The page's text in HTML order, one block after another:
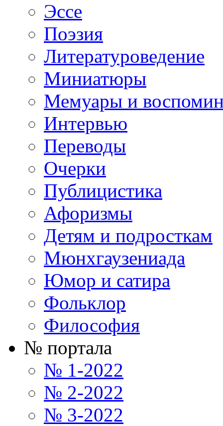
Эссе
Поэзия
Литературоведение
Миниатюры
Мемуары и
Интервью
Переводы
Очерки
Публицистика
Афоризмы
Детям и подросткам
Мюнхгаузениада
Юмор и сатира
Фольклор
Философия
№ портала
№ 1-2022
№ 2-2022
№ 3-2022